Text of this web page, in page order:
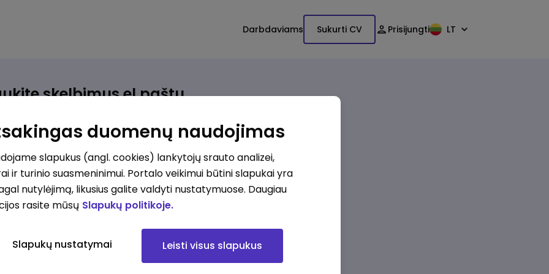
Darbdaviams Sukurti CV Prisijungti LT
skelbimus el.paštu
atsiras, iš karto gausite jį el. paštu.
ieškote darbo?*
Pridėti naują
Kokios srities darbo pasiūlymai jus domina?
Pridėti naują
duomenų naudojimas
slapukus (angl. cookies) lankytojų srauto analizei,
ir turinio suasmeninimui. Portalo veikimui būtini slapukai yra
nutylėjimą, likusius galite valdyti nustatymuose. Daugiau
rasite mūsų Slapukų politikoje.
Slapukų nustatymai Leisti visus slapukus